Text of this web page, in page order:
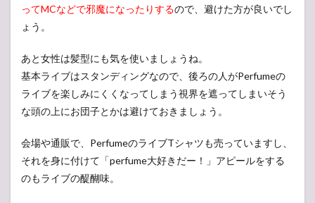
ってMCなどで邪魔になったりするので、避けた方が良いでし
ょう。
あと女性は髪型にも気を使いましょうね。
基本ライブはスタンディングなので、後ろの人がPerfumeの
ライブを楽しみにくくなってしまう視界を遮ってしまいそう
な頭の上にお団子とかは避けておきましょう。
会場や通販で、PerfumeのライブTシャツも売っていますし、
それを身に付けて「perfume大好きだー！」アピールをする
のもライブの醍醐味。